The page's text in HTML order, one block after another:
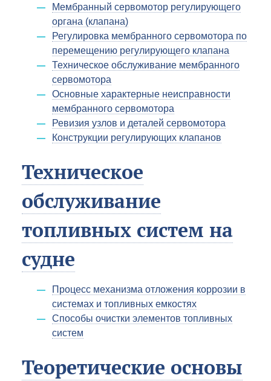
Мембранный сервомотор регулирующего
органа (клапана)
Регулировка мембранного сервомотора по
перемещению регулирующего клапана
Техническое обслуживание мембранного
сервомотора
Основные характерные неисправности
мембранного сервомотора
Ревизия узлов и деталей сервомотора
Конструкции регулирующих клапанов
Техническое
обслуживание
топливных систем на
судне
Процесс механизма отложения коррозии в
системах и топливных емкостях
Способы очистки элементов топливных
систем
Теоретические основы